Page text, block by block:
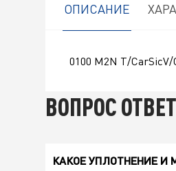
ОПИСАНИЕ
0100 M2N T/CarSicV/
ВОПРОС ОТВЕТ
КАКОЕ УПЛОТНЕНИЕ И